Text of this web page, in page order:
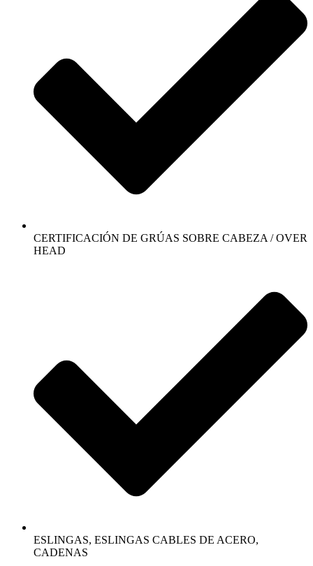
CERTIFICACIÓN DE GRÚAS SOBRE CABEZA / OVER
HEAD
ESLINGAS, ESLINGAS CABLES DE ACERO,
CADENAS